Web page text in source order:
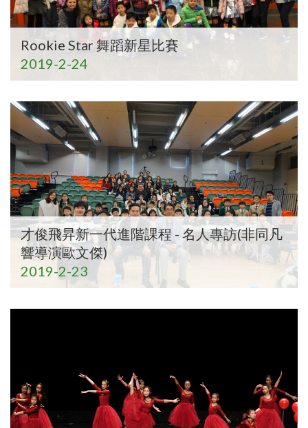
Rookie Star 舞蹈新星比賽
2019-2-24
才俊飛昇新一代進階課程 - 名人專訪(非同凡
響導演歐文傑)
2019-2-23